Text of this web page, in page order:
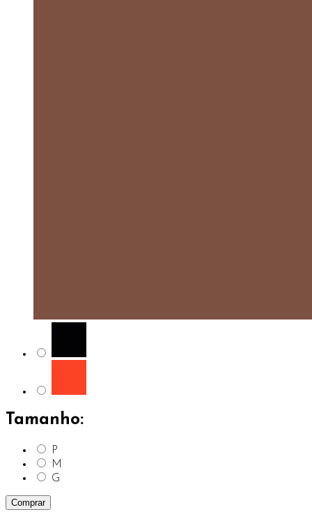
Tamanho:
P
M
G
Comprar